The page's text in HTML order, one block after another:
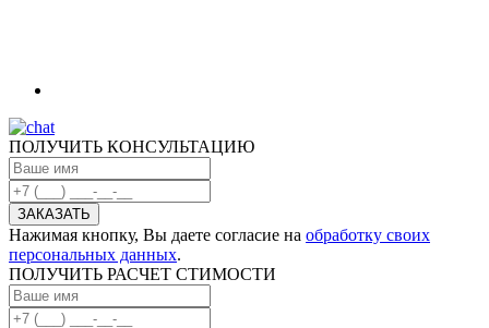
ПОЛУЧИТЬ КОНСУЛЬТАЦИЮ
Нажимая кнопку, Вы даете согласие на обработку своих
персональных данных.
ПОЛУЧИТЬ РАСЧЕТ СТИМОСТИ